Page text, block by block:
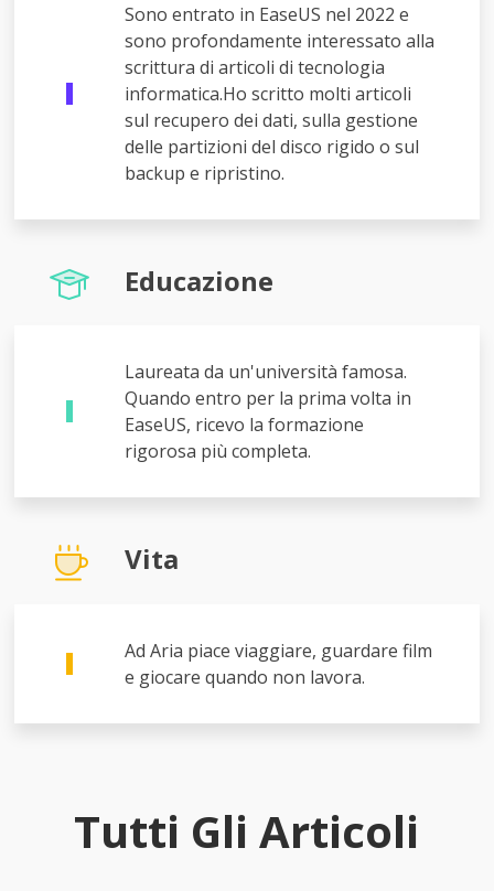
Sono entrato in EaseUS nel 2022 e
sono profondamente interessato alla
scrittura di articoli di tecnologia
informatica.Ho scritto molti articoli
sul recupero dei dati, sulla gestione
delle partizioni del disco rigido o sul
backup e ripristino.
Educazione
Laureata da un'università famosa.
Quando entro per la prima volta in
EaseUS, ricevo la formazione
rigorosa più completa.
Vita
Ad Aria piace viaggiare, guardare film
e giocare quando non lavora.
Tutti Gli Articoli